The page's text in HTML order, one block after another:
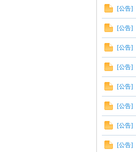
[公告]
[公告]
[公告]
[公告]
[公告]
[公告]
[公告]
[公告]